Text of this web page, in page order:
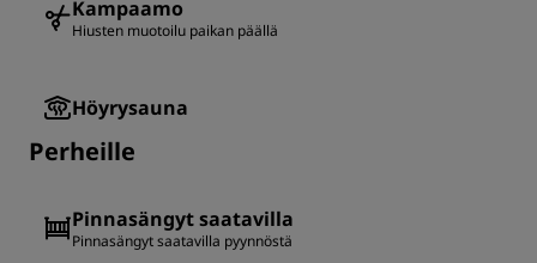
Kampaamo
Hiusten muotoilu paikan päällä
Höyrysauna
Perheille
Pinnasängyt saatavilla
Pinnasängyt saatavilla pyynnöstä